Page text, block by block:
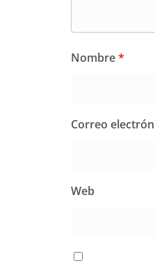
Nombre*
Correo
Web